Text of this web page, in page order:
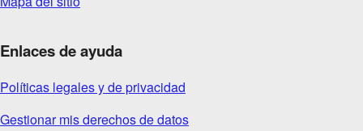
Enlaces de ayuda
Políticas legales y de privacidad
Gestionar mis derechos de datos